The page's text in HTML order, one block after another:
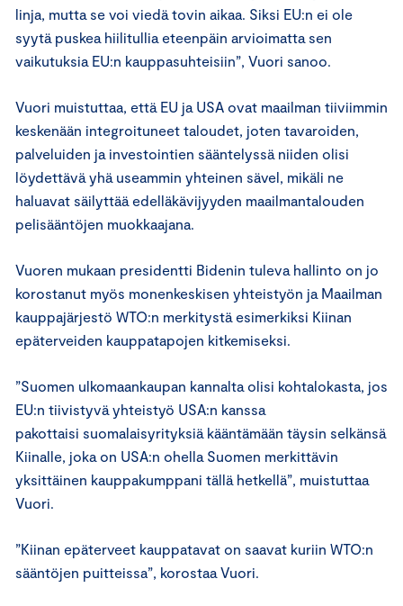
linja, mutta se voi viedä tovin aikaa. Siksi EU:n ei ole
syytä puskea hiilitullia eteenpäin arvioimatta sen
vaikutuksia EU:n kauppasuhteisiin”, Vuori sanoo.
Vuori muistuttaa, että EU ja USA ovat maailman tiiviimmin
keskenään integroituneet taloudet, joten tavaroiden,
palveluiden ja investointien sääntelyssä niiden olisi
löydettävä yhä useammin yhteinen sävel, mikäli ne
haluavat säilyttää edelläkävijyyden maailmantalouden
pelisääntöjen muokkaajana.
Vuoren mukaan presidentti Bidenin tuleva hallinto on jo
korostanut myös monenkeskisen yhteistyön ja Maailman
kauppajärjestö WTO:n merkitystä esimerkiksi Kiinan
epäterveiden kauppatapojen kitkemiseksi.
”Suomen ulkomaankaupan kannalta olisi kohtalokasta, jos
EU:n tiivistyvä yhteistyö USA:n kanssa
pakottaisi suomalaisyrityksiä kääntämään täysin selkänsä
Kiinalle, joka on USA:n ohella Suomen merkittävin
yksittäinen kauppakumppani tällä hetkellä”, muistuttaa
Vuori.
”Kiinan epäterveet kauppatavat on saavat kuriin WTO:n
sääntöjen puitteissa”, korostaa Vuori.